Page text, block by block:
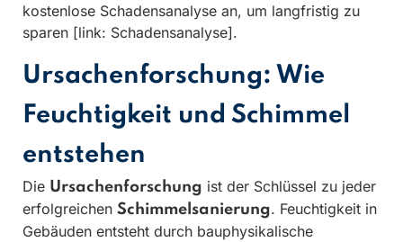
kostenlose Schadensanalyse an, um langfristig zu
sparen [link: Schadensanalyse].
Ursachenforschung: Wie
Feuchtigkeit und Schimmel
entstehen
Die Ursachenforschung ist der Schlüssel zu jeder
erfolgreichen Schimmelsanierung. Feuchtigkeit in
Gebäuden entsteht durch bauphysikalische